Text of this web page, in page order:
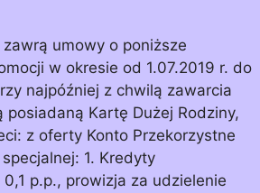
zawrą umowy o poniższe
w okresie od 1.07.2019 r. do
najpóźniej z chwilą zawarcia
Kartę Dużej Rodziny,
z oferty Konto Przekorzystne
1. Kredyty
p.p., prowizja za udzielenie